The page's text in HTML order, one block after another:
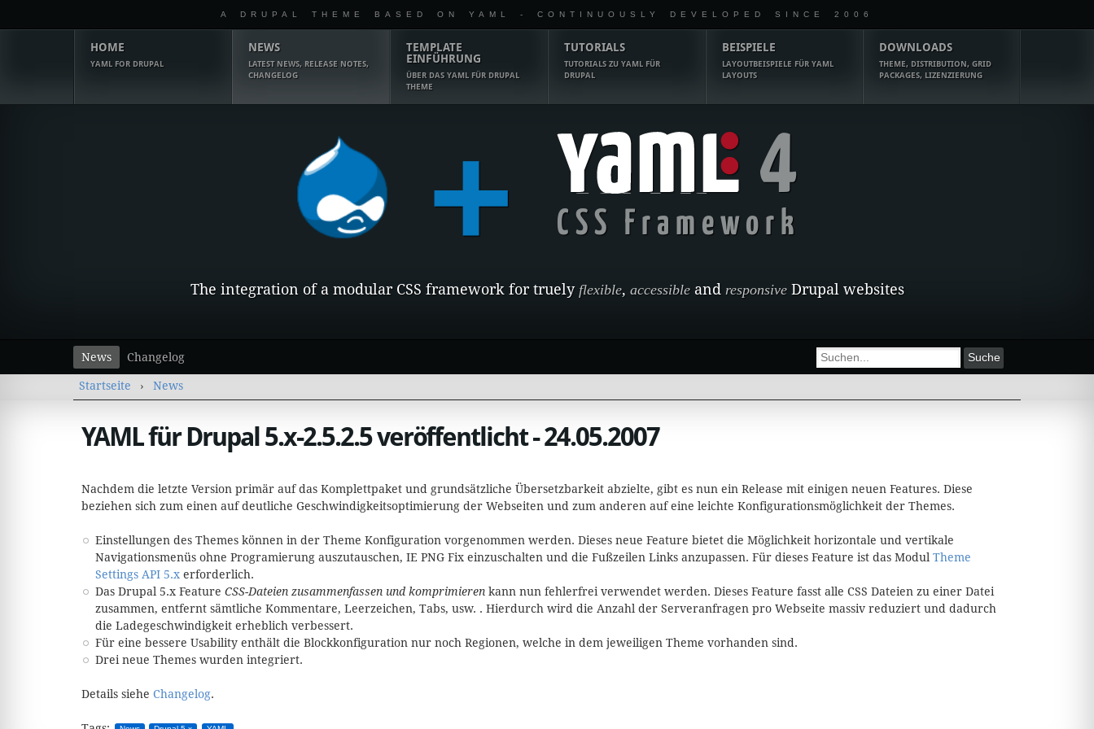
A DRUPAL THEME BASED ON YAML - CONTINUOUSLY DEVELOPED SINCE 2006
Hauptmenü
HOME
YAML FOR DRUPAL
NEWS
LATEST NEWS, RELEASE NOTES,
CHANGELOG
TEMPLATE
EINFÜHRUNG
ÜBER DAS YAML FÜR DRUPAL
THEME
TUTORIALS
TUTORIALS ZU YAML FÜR
DRUPAL
BEISPIELE
LAYOUTBEISPIELE FÜR YAML
LAYOUTS
DOWNLOADS
THEME, DISTRIBUTION, GRID
PACKAGES, LIZENZIERUNG
+ YAML
4
CSS Framework
The integration of a modular CSS framework for truely flexible, accessibleand responsiveDrupal websites
Suchformular
Suche
Sekundärmenü
News Changelog
Sie sind hier
Startseite › News
YAML für Drupal 5.x-2.5.2.5 veröffentlicht - 24.05.2007
Nachdem die letzte Version primär auf das Komplettpaket und grundsätzliche Übersetzbarkeit abzielte, gibt es nun ein Release mit einigen neuen Features. Diese
beziehen sich zum einen auf deutliche Geschwindigkeitsoptimierung der Webseiten und zum anderen auf eine leichte Konfigurationsmöglichkeit der Themes.
Einstellungen des Themes können in der Theme Konfiguration vorgenommen werden. Dieses neue Feature bietet die Möglichkeit horizontale und vertikale
Navigationsmenüs ohne Programierung auszutauschen, IE PNG Fix einzuschalten und die Fußzeilen Links anzupassen. Für dieses Feature ist das Modul Theme
Settings API 5.xerforderlich.
Das Drupal 5.x Feature CSS-Dateien zusammenfassen und komprimierenkann nun fehlerfrei verwendet werden. Dieses Feature fasst alle CSS Dateien zu einer Datei
zusammen, entfernt sämtliche Kommentare, Leerzeichen, Tabs, usw. . Hierdurch wird die Anzahl der Serveranfragen pro Webseite massiv reduziert und dadurch
die Ladegeschwindigkeit erheblich verbessert.
Für eine bessere Usability enthält die Blockkonfiguration nur noch Regionen, welche in dem jeweiligen Theme vorhanden sind.
Drei neue Themes wurden integriert.
Details siehe Changelog.